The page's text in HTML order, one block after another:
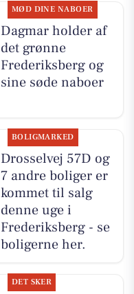
MØD DINE NABOER
Dagmar holder af
det grønne
Frederiksberg og
sine søde naboer
BOLIGMARKED
Drosselvej 57D og
7 andre boliger er
kommet til salg
denne uge i
Frederiksberg - se
boligerne her.
DET SKER